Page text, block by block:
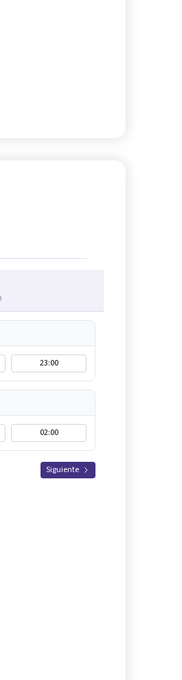
23:00
02:00
Siguiente